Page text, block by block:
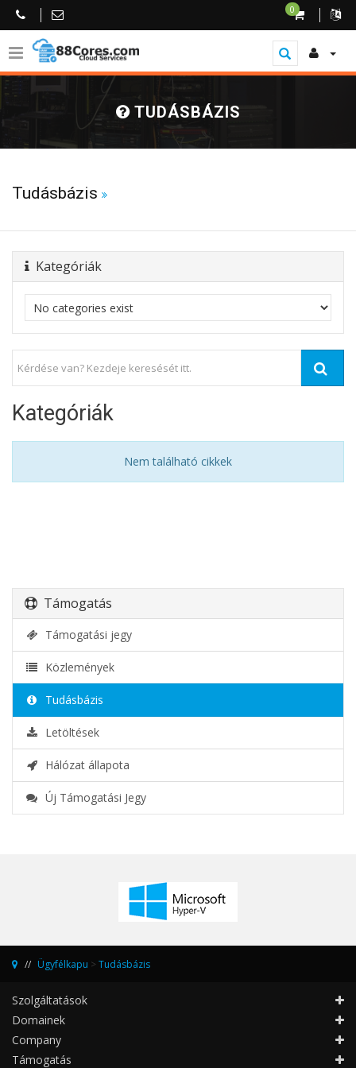
0
TUDÁSBÁZIS
Tudásbázis
Kategóriák
Kategóriák
Nem található cikkek
Támogatás
Támogatási jegy
Közlemények
Tudásbázis
Letöltések
Hálózat állapota
Új Támogatási Jegy
Ügyfélkapu > Tudásbázis
Szolgáltatások
Domainek
Company
Támogatás